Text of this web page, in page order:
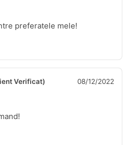
preferatele mele!
Verificat) 08/12/2022